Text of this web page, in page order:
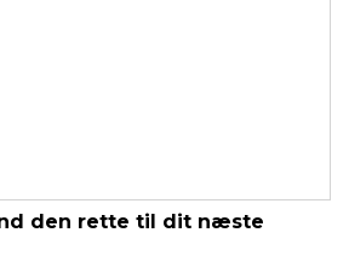
den rette til dit næste